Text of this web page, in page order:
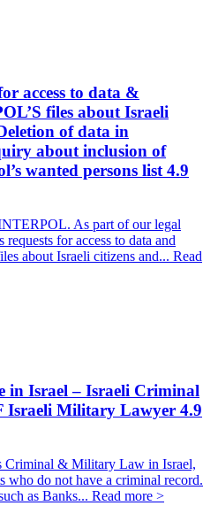
access to data &
files about Israeli
of data in
about inclusion of
wanted persons list 4.9
As part of our legal
for access to data and
about Israeli citizens and... Read
in Israel – Israeli Criminal
Israeli Military Lawyer 4.9
Criminal & Military Law in Israel,
who do not have a criminal record.
as Banks... Read more >